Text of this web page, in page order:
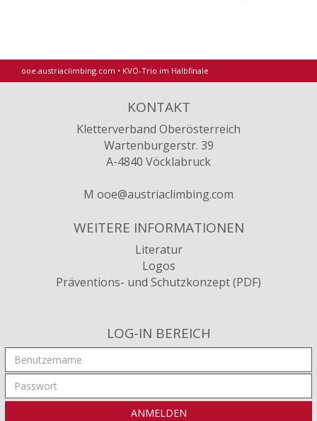
ooe.austriaclimbing.com • KVÖ-Trio im Halbfinale
KONTAKT
Kletterverband Oberösterreich
Wartenburgerstr. 39
A-4840 Vöcklabruck
M ooe@austriaclimbing.com
WEITERE INFORMATIONEN
Literatur
Logos
Präventions- und Schutzkonzept (PDF)
LOG-IN BEREICH